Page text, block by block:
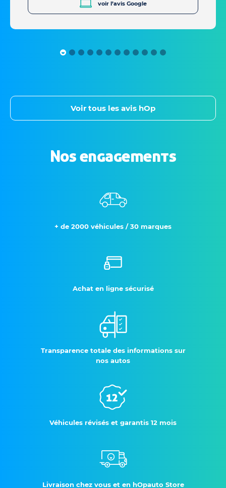
voir l’avis Google
Voir tous les avis hOp
Nos engagements
+ de 2000 véhicules / 30 marques
Achat en ligne sécurisé
Transparence totale des informations sur
nos autos
Véhicules révisés et garantis 12 mois
Livraison chez vous et en hOpauto Store